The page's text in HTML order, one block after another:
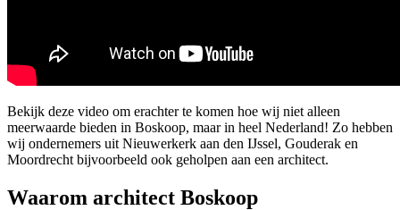
Bekijk deze video om erachter te komen hoe wij niet alleen
meerwaarde bieden in Boskoop, maar in heel Nederland! Zo hebben
wij ondernemers uit Nieuwerkerk aan den IJssel, Gouderak en
Moordrecht bijvoorbeeld ook geholpen aan een architect.
Waarom architect Boskoop